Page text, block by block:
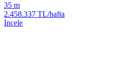
35 m
2.458.337 TL/hafta
İncele